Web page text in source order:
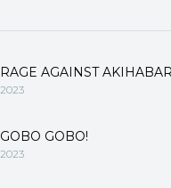
RAGE AGAINST
2023
GOBO GOBO!
2023